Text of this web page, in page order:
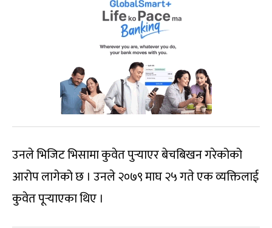
उनले भिजिट भिसामा कुवेत पुर्‍याएर बेचबिखन गरेकोको
आरोप लागेको छ । उनले २०७९ माघ २५ गते एक व्यक्तिलाई
कुवेत पूर्‍याएका थिए ।